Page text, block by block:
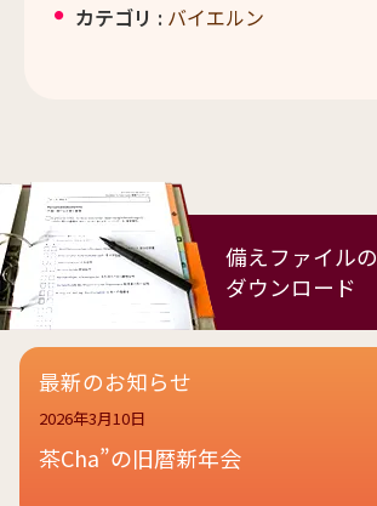
カテゴリ : バイエルン
備えファイルの
ダウンロード
最新のお知らせ
2026年3月10日
茶Cha”の旧暦新年会